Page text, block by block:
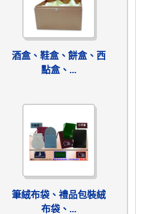
酒盒、鞋盒、餅盒、西
點盒、...
筆絨布袋、禮品包裝絨
布袋、...